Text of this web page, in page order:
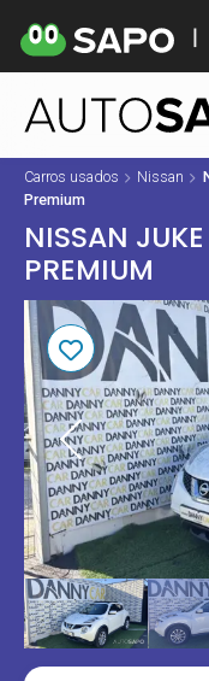
Carros usados Nissan
Premium
NISSAN
PREMIUM